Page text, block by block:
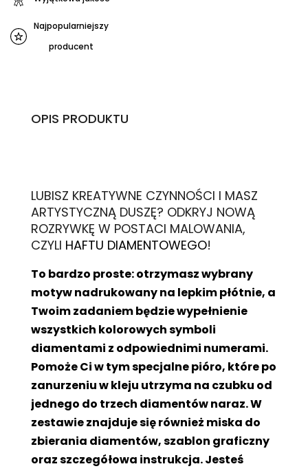
Najpopularniejszy
producent
OPIS PRODUKTU
LUBISZ KREATYWNE CZYNNOŚCI I MASZ
ARTYSTYCZNĄ DUSZĘ? ODKRYJ NOWĄ
ROZRYWKĘ W POSTACI MALOWANIA,
CZYLI HAFTU DIAMENTOWEGO!
To bardzo proste: otrzymasz wybrany
motyw nadrukowany na lepkim płótnie, a
Twoim zadaniem będzie wypełnienie
wszystkich kolorowych symboli
diamentami z odpowiednimi numerami.
Pomoże Ci w tym specjalne pióro, które po
zanurzeniu w kleju utrzyma na czubku od
jednego do trzech diamentów naraz. W
zestawie znajduje się również miska do
zbierania diamentów, szablon graficzny
oraz szczegółowa instrukcja. Jesteś